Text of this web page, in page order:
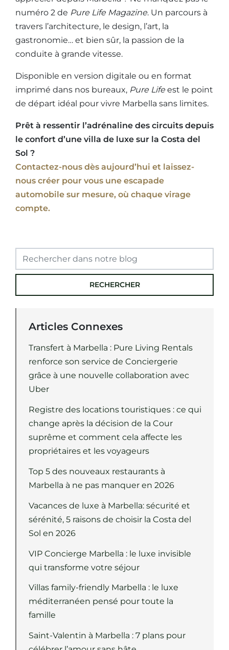
numéro 2 de Pure Life Magazine. Un parcours à
travers l’architecture, le design, l’art, la
gastronomie… et bien sûr, la passion de la
conduite à grande vitesse.
Disponible en version digitale ou en format
imprimé dans nos bureaux, Pure Lifeest le point
de départ idéal pour vivre Marbella sans limites.
Prêt à ressentir l’adrénaline des circuits depuis
le confort d’une villa de luxe sur la Costa del
Sol ?
Contactez-nous dès aujourd’hui et laissez-
nous créer pour vous une escapade
automobile sur mesure, où chaque virage
compte.
RECHERCHER
Articles Connexes
Transfert à Marbella : Pure Living Rentals
renforce son service de Conciergerie
grâce à une nouvelle collaboration avec
Uber
Registre des locations touristiques : ce qui
change après la décision de la Cour
suprême et comment cela affecte les
propriétaires et les voyageurs
Top 5 des nouveaux restaurants à
Marbella à ne pas manquer en 2026
Vacances de luxe à Marbella: sécurité et
sérénité, 5 raisons de choisir la Costa del
Sol en 2026
VIP Concierge Marbella : le luxe invisible
qui transforme votre séjour
Villas family-friendly Marbella : le luxe
méditerranéen pensé pour toute la
famille
Saint-Valentin à Marbella : 7 plans pour